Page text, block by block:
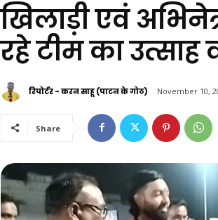
खिलाड़ी एवं
रहे टीम का उत्साह
रिपोर्टर - करन साहू (पाटन के गोठ) November 10,
Share